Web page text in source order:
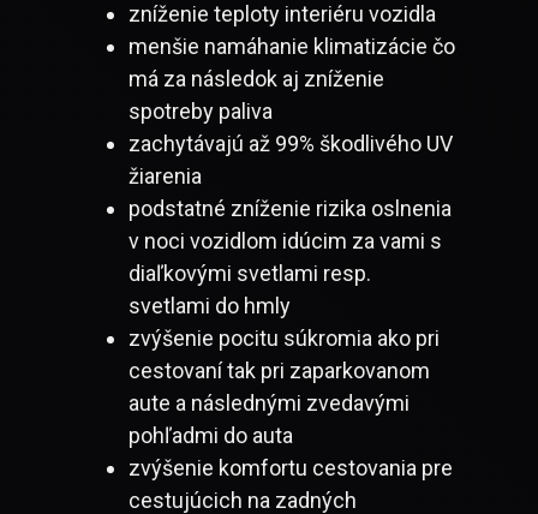
zníženie teploty interiéru vozidla
menšie namáhanie klimatizácie čo
má za následok aj zníženie
spotreby paliva
zachytávajú až 99% škodlivého UV
žiarenia
podstatné zníženie rizika oslnenia
v noci vozidlom idúcim za vami s
diaľkovými svetlami resp.
svetlami do hmly
zvýšenie pocitu súkromia ako pri
cestovaní tak pri zaparkovanom
aute a následnými zvedavými
pohľadmi do auta
zvýšenie komfortu cestovania pre
cestujúcich na zadných